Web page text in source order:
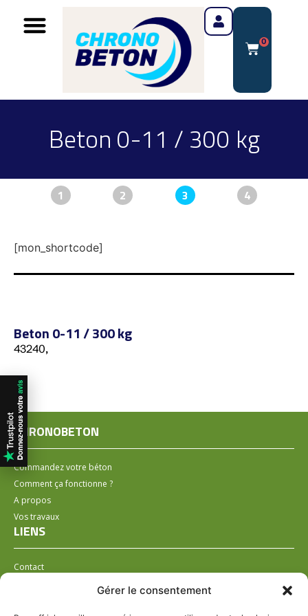
Gérer le consentement
0
Beton 0-11 / 300 kg
1 2 3 4
[mon_shortcode]
Beton 0-11 / 300 kg
43240,
CHRONOBETON
Commandez votre béton
Comment ça fonctionne ?
A propos
Vos travaux
LIENS
Contact